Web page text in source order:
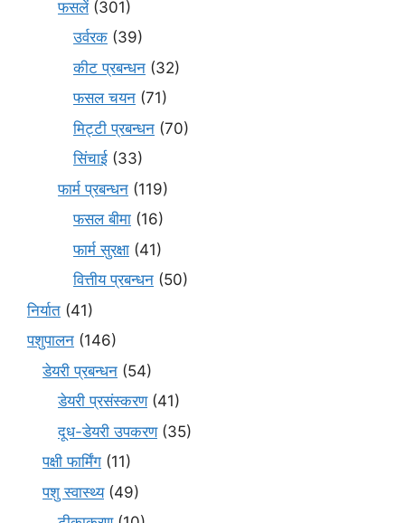
फसलें(301)
उर्वरक (39)
कीट प्रबन्धन (32)
फसल चयन (71)
मि‌ट्टी प्रबन्धन (70)
सिंचाई (33)
फार्म प्रबन्धन (119)
फसल बीमा (16)
फार्म सुरक्षा (41)
वित्तीय प्रबन्धन (50)
निर्यात (41)
पशुपालन (146)
डेयरी प्रबन्धन (54)
डेयरी प्रसंस्करण(41)
दूध-डेयरी उपकरण(35)
पक्षी फार्मिंग (11)
पशु स्वास्थ्य(49)